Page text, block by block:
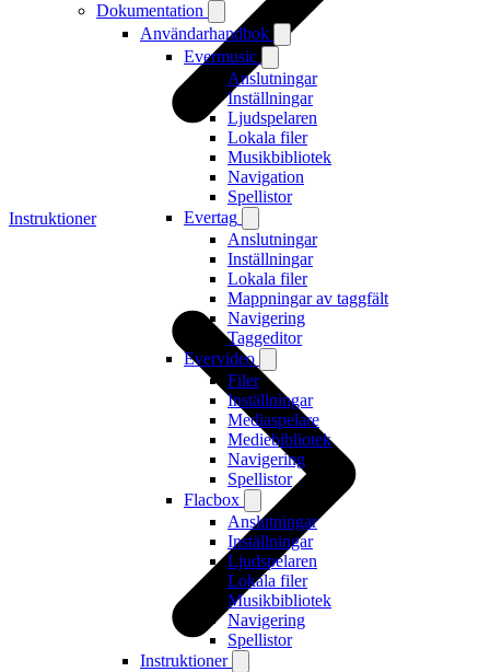
Dokumentation
Användarhandbok
Evermusic
Anslutningar
Inställningar
Ljudspelaren
Lokala filer
Musikbibliotek
Navigation
Spellistor
Evertag
Anslutningar
Inställningar
Lokala filer
Mappningar av taggfält
Navigering
Taggeditor
Evervideo
Filer
Inställningar
Mediaspelare
Mediebibliotek
Navigering
Spellistor
Flacbox
Anslutningar
Inställningar
Ljudspelaren
Lokala filer
Musikbibliotek
Navigering
Spellistor
Instruktioner
Instruktioner